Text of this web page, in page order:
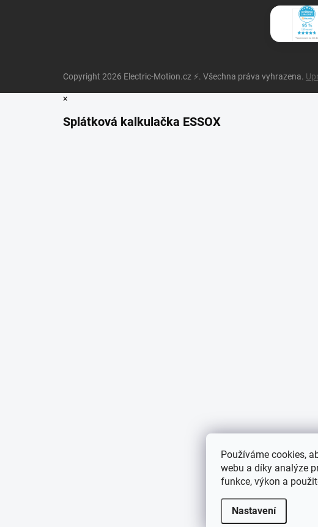
Používáme cookies,
webu a díky analýze
funkce, výkon a
Nastavení
Copyright 2026 Electric-Motion.cz ⚡. Všechna práva vyhrazena.
×
Splátková kalkulačka ESSOX